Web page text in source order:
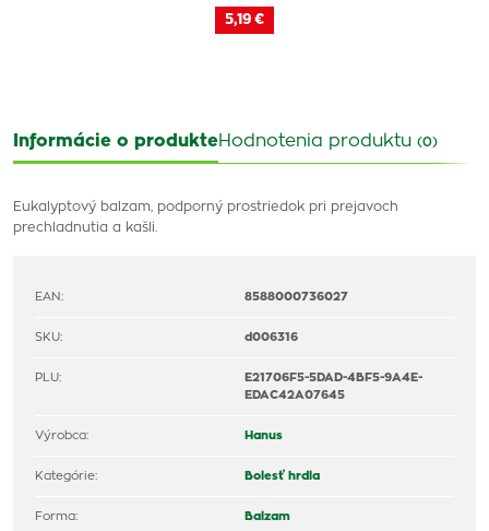
5,19 €
Informácie o produkteHodnotenia produktu (0)
Eukalyptový balzam, podporný prostriedok pri prejavoch
prechladnutia a kašli.
EAN: 8588000736027
SKU: d006316
PLU:
E21706F5-5DAD-4BF5-9A4E-
EDAC42A07645
Výrobca: Hanus
Kategórie: Bolesť hrdla
Forma: Balzam